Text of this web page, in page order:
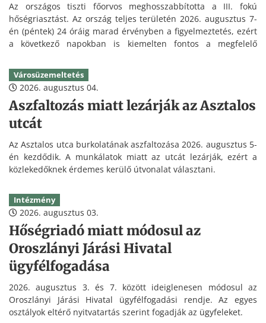
Az országos tiszti főorvos meghosszabbította a III. fokú
hőségriasztást. Az ország teljes területén 2026. augusztus 7-
én (péntek) 24 óráig marad érvényben a figyelmeztetés, ezért
a következő napokban is kiemelten fontos a megfelelő
Városüzemeltetés
2026. augusztus 04.
Aszfaltozás miatt lezárják az Asztalos
utcát
Az Asztalos utca burkolatának aszfaltozása 2026. augusztus 5-
én kezdődik. A munkálatok miatt az utcát lezárják, ezért a
közlekedőknek érdemes kerülő útvonalat választani.
Intézmény
2026. augusztus 03.
Hőségriadó miatt módosul az
Oroszlányi Járási Hivatal
ügyfélfogadása
2026. augusztus 3. és 7. között ideiglenesen módosul az
Oroszlányi Járási Hivatal ügyfélfogadási rendje. Az egyes
osztályok eltérő nyitvatartás szerint fogadják az ügyfeleket.